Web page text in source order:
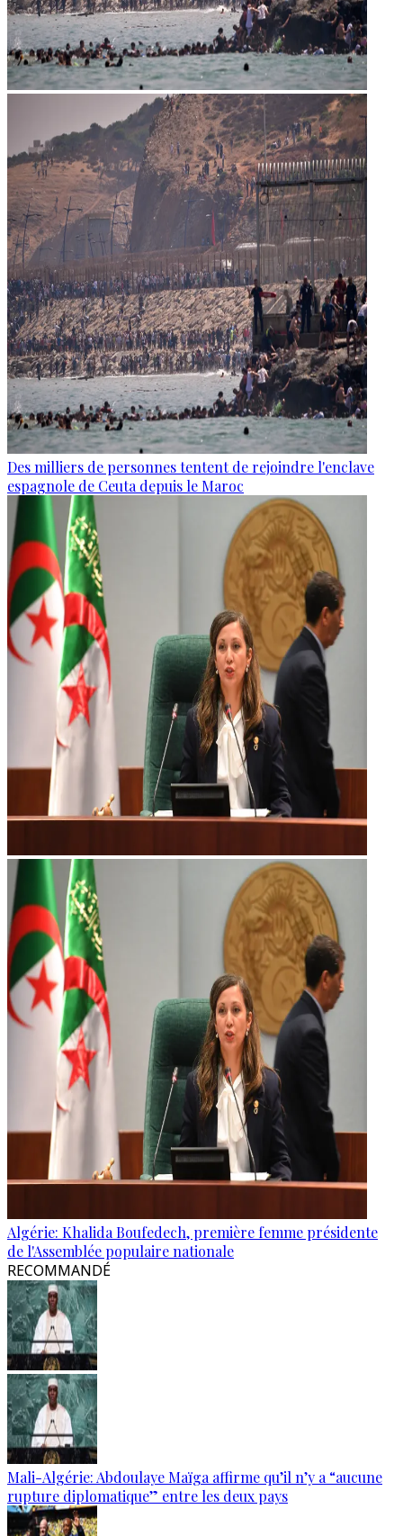
Des milliers de personnes tentent de rejoindre l'enclave
espagnole de Ceuta depuis le Maroc
Algérie: Khalida Boufedech, première femme présidente
de l'Assemblée populaire nationale
RECOMMANDÉ
Mali-Algérie: Abdoulaye Maïga affirme qu’il n’y a “aucune
rupture diplomatique” entre les deux pays